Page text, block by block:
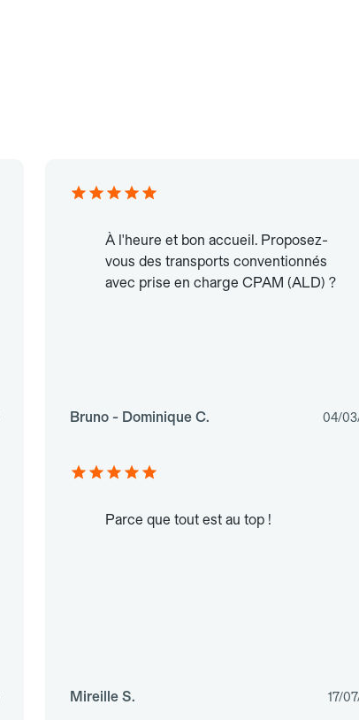
À l'heure et bon accueil. Proposez-
vous des transports conventionnés
avec prise en charge CPAM (ALD) ?
Bruno - Dominique C. 04/
Parce que tout est au top !
Mireille S. 17/